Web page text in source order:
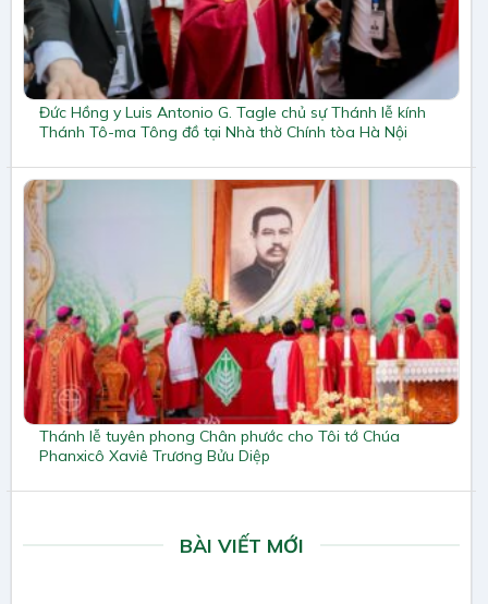
Đức Hồng y Luis Antonio G. Tagle chủ sự Thánh lễ kính
Thánh Tô-ma Tông đồ tại Nhà thờ Chính tòa Hà Nội
Thánh lễ tuyên phong Chân phước cho Tôi tớ Chúa
Phanxicô Xaviê Trương Bửu Diệp
BÀI VIẾT MỚI